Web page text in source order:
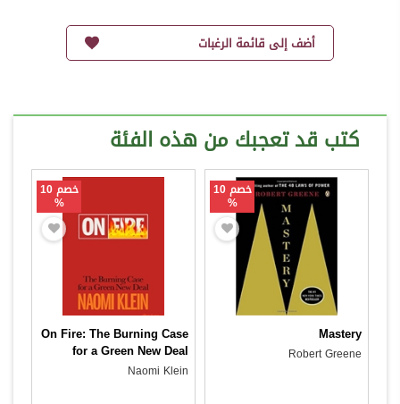
أضف إلى قائمة الرغبات
كتب قد تعجبك من هذه الفئة
خصم 10
%
Mastery
Robert Greene
خصم 10
%
On Fire: The Burning Case
for a Green New Deal
Naomi Klein